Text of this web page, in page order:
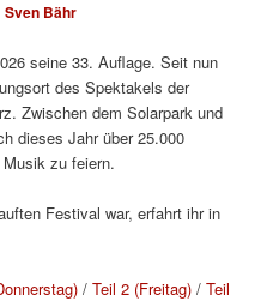
Sven Bähr
seine 33. Auflage. Seit nun
des Spektakels der
Zwischen dem Solarpark und
dieses Jahr über 25.000
zu feiern.
Festival war, erfahrt ihr in
/Teil 2 (Freitag) /Teil